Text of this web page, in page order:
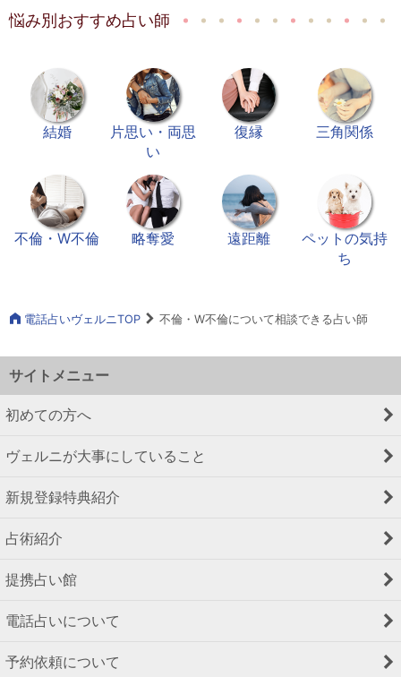
悩み別おすすめ占い師
結婚
片思い・両思
い
復縁 三角関係
不倫・W不倫 略奪愛 遠距離
ペットの気持
ち
電話占いヴェルニTOP 不倫・W不倫について相談できる占い師
サイトメニュー
初めての方へ
ヴェルニが大事にしていること
新規登録特典紹介
占術紹介
提携占い館
電話占いについて
予約依頼について